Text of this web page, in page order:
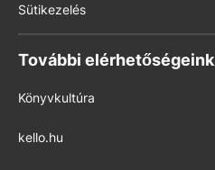
Sütikezelés
További elérhetőségeink
Könyvkultúra
kello.hu